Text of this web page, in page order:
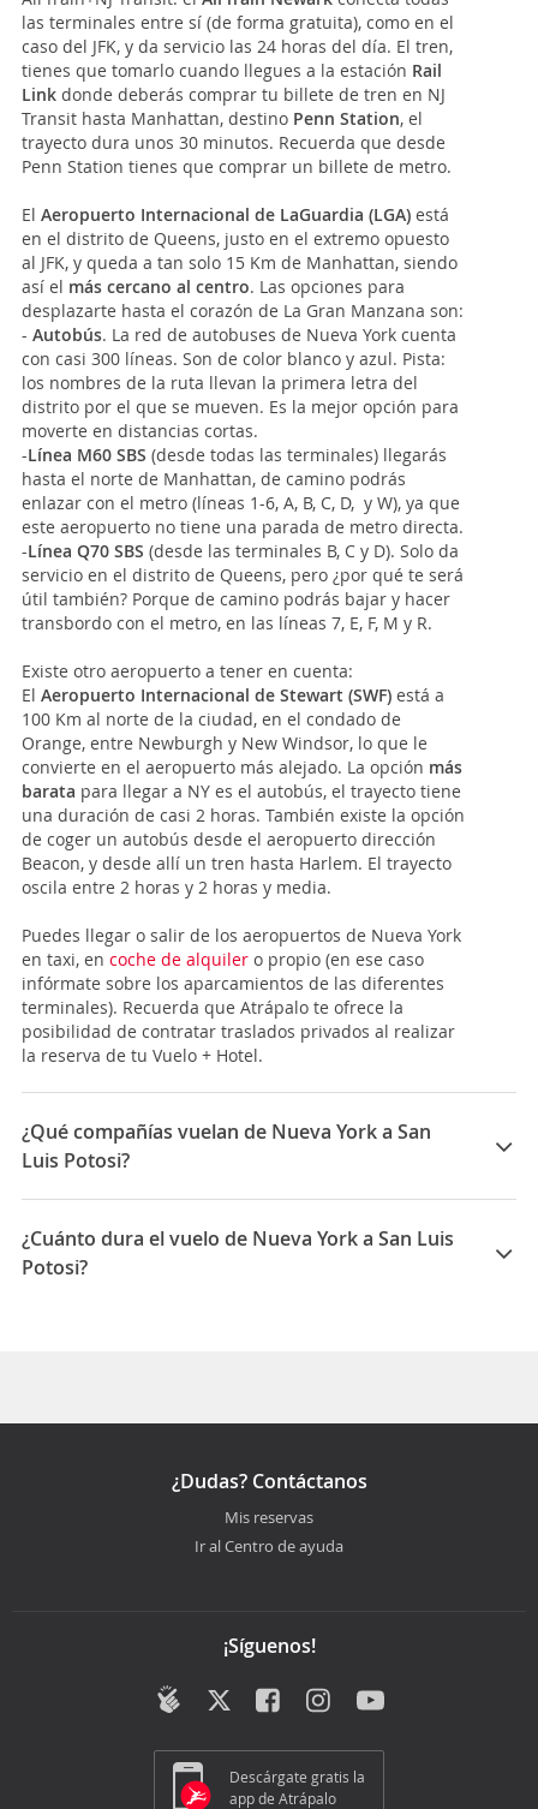
las terminales entre sí (de forma gratuita), como en el
caso del JFK, y da servicio las 24 horas del día. El tren,
tienes que tomarlo cuando llegues a la estación Rail
Link donde deberás comprar tu billete de tren en NJ
Transit hasta Manhattan, destino Penn Station, el
trayecto dura unos 30 minutos. Recuerda que desde
Penn Station tienes que comprar un billete de metro.
El Aeropuerto Internacional de LaGuardia (LGA) está
en el distrito de Queens, justo en el extremo opuesto
al JFK, y queda a tan solo 15 Km de Manhattan, siendo
así el más cercano al centro. Las opciones para
desplazarte hasta el corazón de La Gran Manzana son:
- Autobús. La red de autobuses de Nueva York cuenta
con casi 300 líneas. Son de color blanco y azul. Pista:
los nombres de la ruta llevan la primera letra del
distrito por el que se mueven. Es la mejor opción para
moverte en distancias cortas.
-Línea M60 SBS (desde todas las terminales) llegarás
hasta el norte de Manhattan, de camino podrás
enlazar con el metro (líneas 1-6, A, B, C, D, y W), ya que
este aeropuerto no tiene una parada de metro directa.
-Línea Q70 SBS (desde las terminales B, C y D). Solo da
servicio en el distrito de Queens, pero ¿por qué te será
útil también? Porque de camino podrás bajar y hacer
transbordo con el metro, en las líneas 7, E, F, M y R.
Existe otro aeropuerto a tener en cuenta:
El Aeropuerto Internacional de Stewart (SWF) está a
100 Km al norte de la ciudad, en el condado de
Orange, entre Newburgh y New Windsor, lo que le
convierte en el aeropuerto más alejado. La opción más
barata para llegar a NY es el autobús, el trayecto tiene
una duración de casi 2 horas. También existe la opción
de coger un autobús desde el aeropuerto dirección
Beacon, y desde allí un tren hasta Harlem. El trayecto
oscila entre 2 horas y 2 horas y media.
Puedes llegar o salir de los aeropuertos de Nueva York
en taxi, en coche de alquiler o propio (en ese caso
infórmate sobre los aparcamientos de las diferentes
terminales). Recuerda que Atrápalo te ofrece la
posibilidad de contratar traslados privados al realizar
la reserva de tu Vuelo + Hotel.
¿Qué compañías vuelan de Nueva York a San
Luis Potosi?
Las compañías que vuelan de Nueva York a San Luis
Potosi son: American Airlines
¿Cuánto dura el vuelo de Nueva York a San Luis
Potosi?
¿Dudas? Contáctanos
Mis reservas
Ir al Centro de ayuda
¡Síguenos!
Descárgate gratis la
app de Atrápalo